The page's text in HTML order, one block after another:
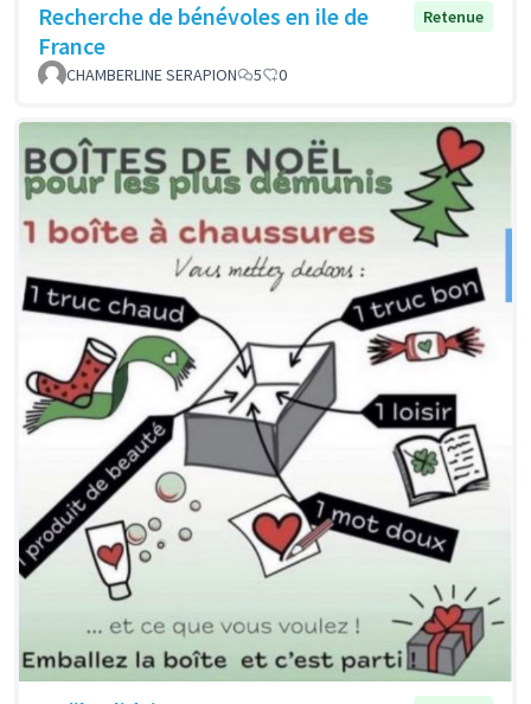
Recherche de bénévoles en ile de
France
Retenue
CHAMBERLINE SERAPION 5 0